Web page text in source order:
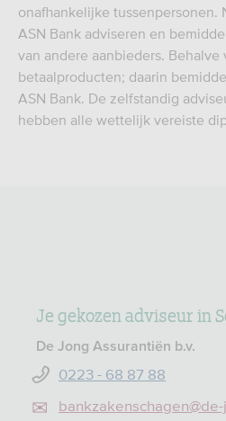
onafhankelijke tussenpersonen.
ASN Bank adviseren en
van andere aanbieders. Behalve
betaalproducten; daarin
ASN Bank. De zelfstandig
hebben alle wettelijk vereiste
Je gekozen adviseur in
De Jong Assurantiën b.v.
0223 - 68 87 88